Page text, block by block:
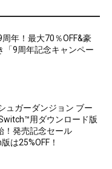
年！最大70％OFF&豪
「9周年記念キャンペー
ュガーダンジョン ブー
用ダウンロード版
！発売記念セール
は25%OFF！